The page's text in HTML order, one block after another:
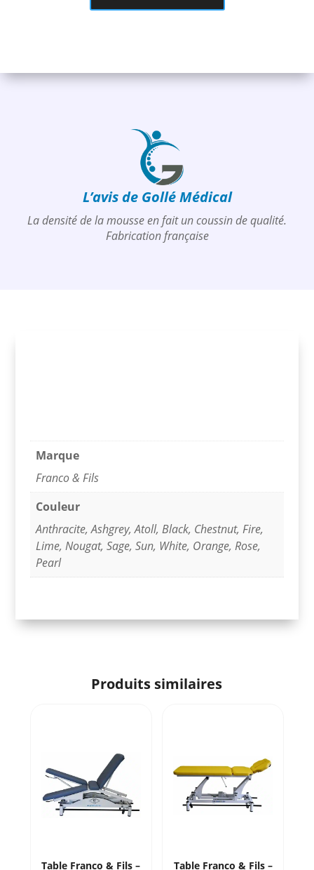
60x45x15cm
L’avis de Gollé Médical
La densité de la mousse en fait un coussin de qualité.
Fabrication française
Marque
Franco & Fils
Couleur
Anthracite,Ashgrey,Atoll, Black, Chestnut, Fire,
Lime, Nougat, Sage, Sun, White, Orange, Rose,
Pearl
Produits similaires
Table Franco & Fils –
Table Franco & Fils –